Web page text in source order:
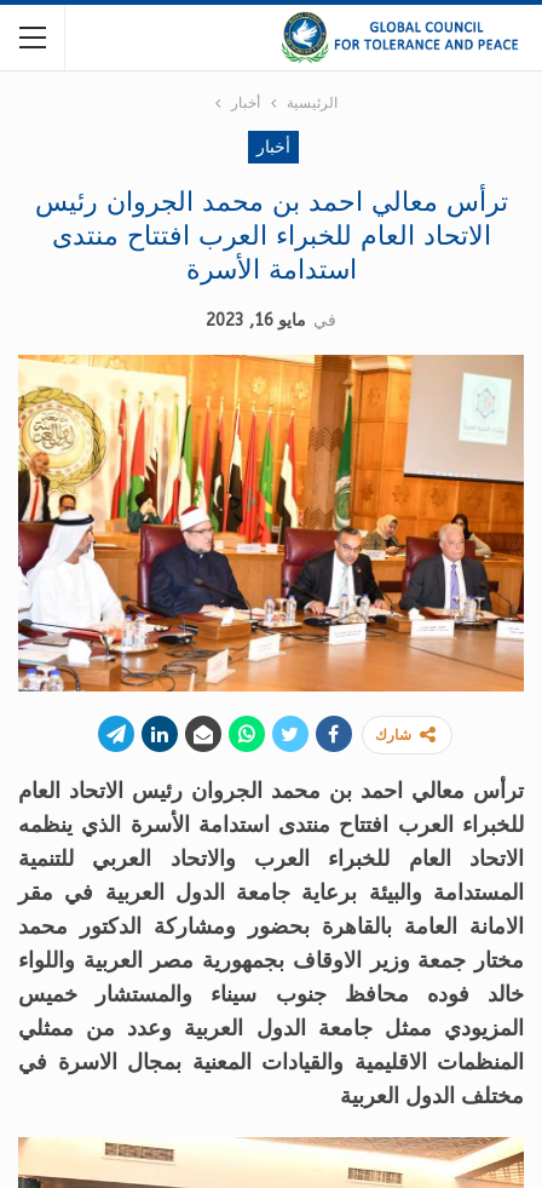
الرئيسية أخبار
أخبار
ترأس معالي احمد بن محمد الجروان رئيس
الاتحاد العام للخبراء العرب افتتاح منتدى
استدامة الأسرة
في مايو 16, 2023
شارك
ترأس معالي احمد بن محمد الجروان رئيس الاتحاد العام
للخبراء العرب افتتاح منتدى استدامة الأسرة الذي ينظمه
الاتحاد العام للخبراء العرب والاتحاد العربي للتنمية
المستدامة والبيئة برعاية جامعة الدول العربية في مقر
الامانة العامة بالقاهرة بحضور ومشاركة الدكتور محمد
مختار جمعة وزير الاوقاف بجمهورية مصر العربية واللواء
خالد فوده محافظ جنوب سيناء والمستشار خميس
المزيودي ممثل جامعة الدول العربية وعدد من ممثلي
المنظمات الاقليمية والقيادات المعنية بمجال الاسرة في
مختلف الدول العربية